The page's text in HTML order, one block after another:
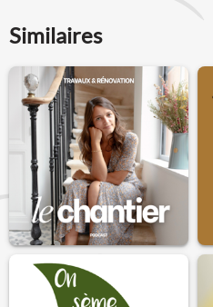
Similaires